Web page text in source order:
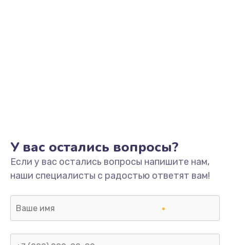
У вас остались вопросы?
Если у вас остались вопросы напишите нам,
наши специалисты с радостью ответят вам!